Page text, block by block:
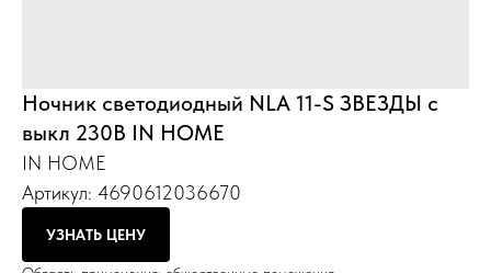
Ночник светодиодный NLA 11-S ЗВЕЗДЫ с
выкл 230В IN HOME
IN HOME
Артикул: 4690612036670
УЗНАТЬ ЦЕНУ